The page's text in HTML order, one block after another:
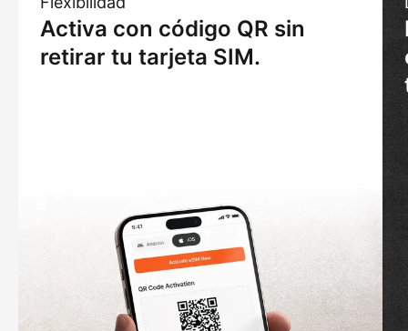
Activa con código QR sin
retirar tu tarjeta SIM.